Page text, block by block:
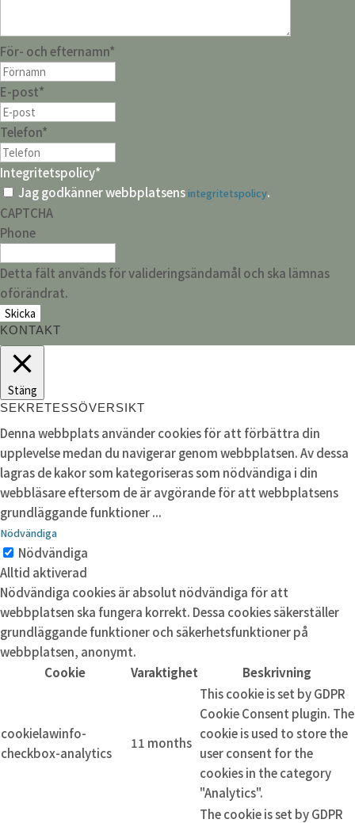
För- och efternamn*
E-post*
Telefon*
Integritetspolicy*
Jag godkänner webbplatsensintegritetspolicy.
CAPTCHA
Phone
Detta fält används för valideringsändamål och ska lämnas
oförändrat.
KONTAKT
Stäng
SEKRETESSÖVERSIKT
Denna webbplats använder cookies för att förbättra din
upplevelse medan du navigerar genom webbplatsen. Av dessa
lagras de kakor som kategoriseras som nödvändiga i din
webbläsare eftersom de är avgörande för att webbplatsens
grundläggande funktioner...
Nödvändiga
Nödvändiga
Alltid aktiverad
Nödvändiga cookies är absolut nödvändiga för att
webbplatsen ska fungera korrekt. Dessa cookies säkerställer
grundläggande funktioner och säkerhetsfunktioner på
webbplatsen, anonymt.
Cookie
Varaktighet Beskrivning
cookielawinfo-
checkbox-analytics
11 months
This cookie is set by GDPR
Cookie Consent plugin. The
cookie is used to store the
user consent for the
cookies in the category
"Analytics".
The cookie is set by GDPR